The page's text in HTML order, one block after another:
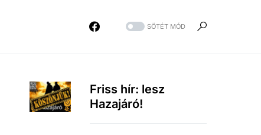
SÖTÉT MÓD
Friss hír: lesz
Hazajáró!